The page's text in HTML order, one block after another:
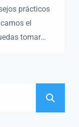
prácticos
el
tomar